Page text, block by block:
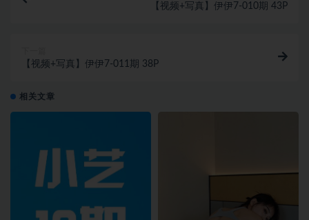
【视频+写真】伊伊7-010期 43P
【视频+写真】伊伊7-011期 38P
相关文章